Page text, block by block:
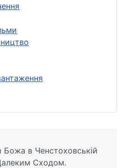
в Ченстоховській
Сходом.